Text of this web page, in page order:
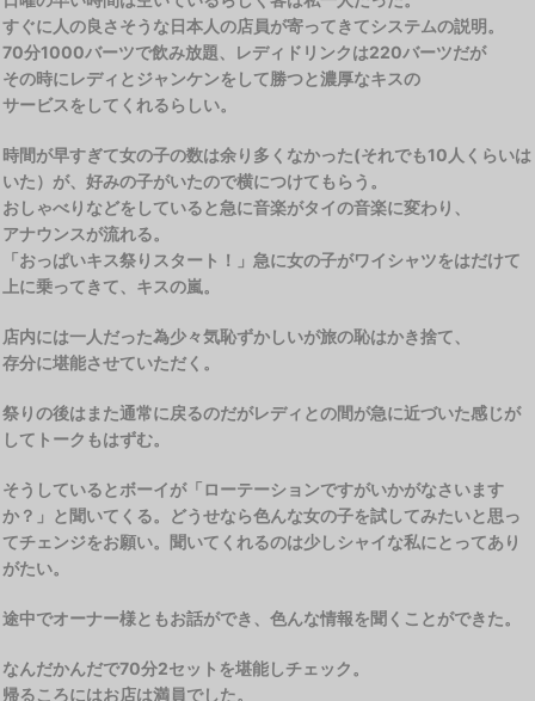
すぐに人の良さそうな日本人の店員が寄ってきてシステムの説明。
70分1000バーツで飲み放題、レディドリンクは220バーツだが
その時にレディとジャンケンをして勝つと濃厚なキスの
サービスをしてくれるらしい。
時間が早すぎて女の子の数は余り多くなかった(それでも10人くらいは
いた）が、好みの子がいたので横につけてもらう。
おしゃべりなどをしていると急に音楽がタイの音楽に変わり、
アナウンスが流れる。
「おっぱいキス祭りスタート！」急に女の子がワイシャツをはだけて
上に乗ってきて、キスの嵐。
店内には一人だった為少々気恥ずかしいが旅の恥はかき捨て、
存分に堪能させていただく。
祭りの後はまた通常に戻るのだがレディとの間が急に近づいた感じが
してトークもはずむ。
そうしているとボーイが「ローテーションですがいかがなさいます
か？」と聞いてくる。どうせなら色んな女の子を試してみたいと思っ
てチェンジをお願い。聞いてくれるのは少しシャイな私にとってあり
がたい。
途中でオーナー様ともお話ができ、色んな情報を聞くことができた。
なんだかんだで70分2セットを堪能しチェック。
帰るころにはお店は満員でした。